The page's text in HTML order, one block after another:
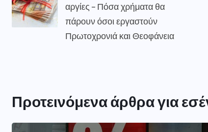
αργίες – Πόσα χρήματα θα
πάρουν όσοι εργαστούν
Πρωτοχρονιά και Θεοφάνεια
Προτεινόμενα άρθρα για